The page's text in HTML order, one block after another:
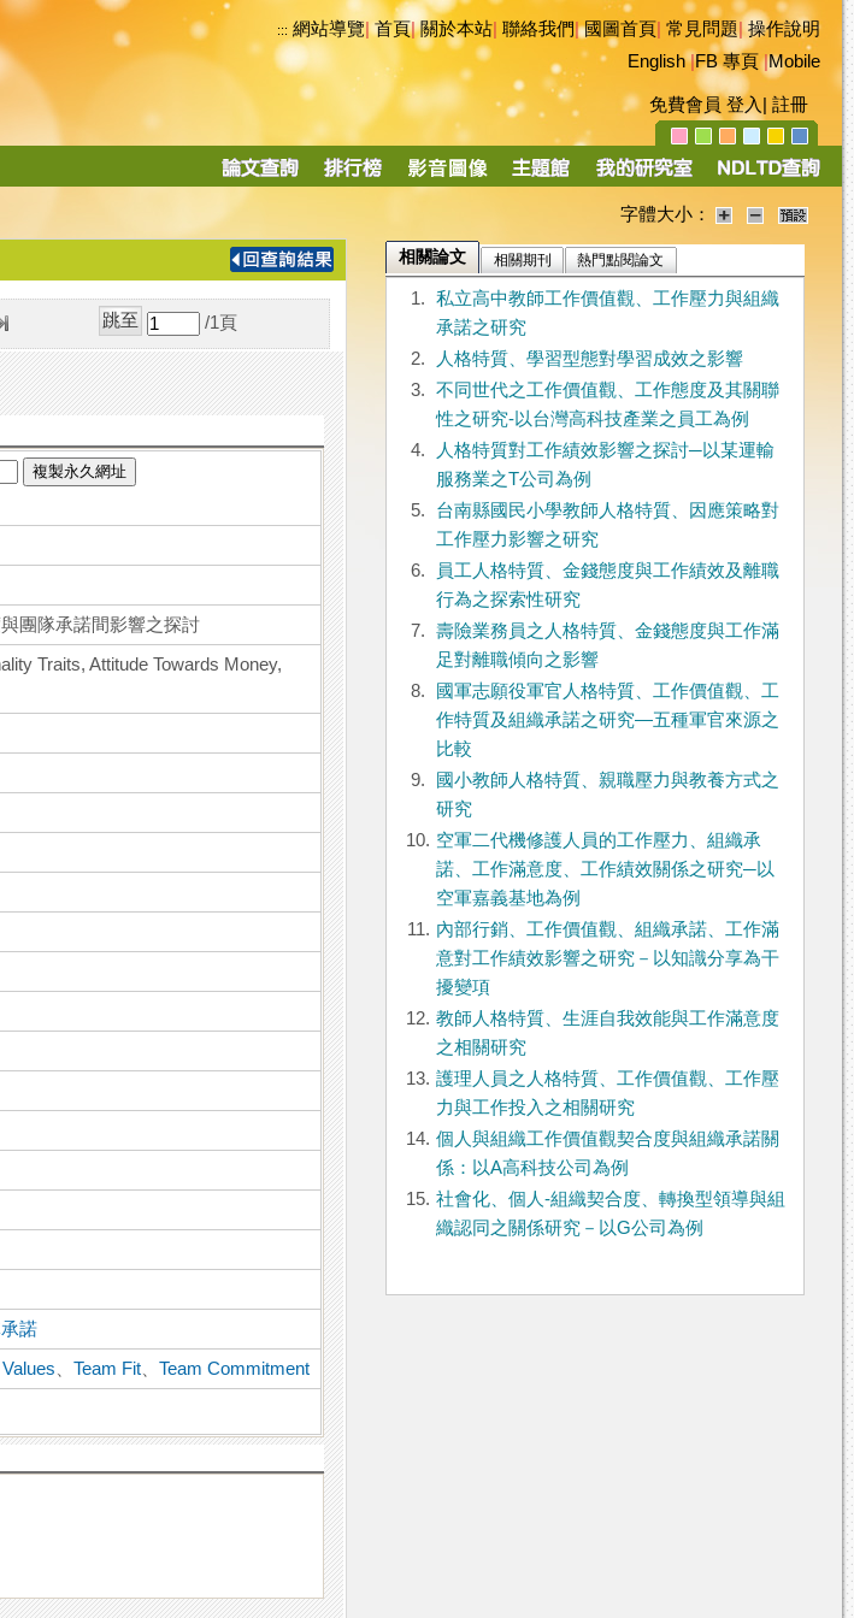
::: 網站導覽|首頁|關於本站 聯絡我們|國圖首頁 常見問題|操作說明
English|FB 專頁|Mobile
免費會員 登入 註冊
導
字體大小：
/1 頁
複製永久網址
團隊承諾間影響之探討
Traits, Attitude Towards Money,
諾
、Team Fit 、Team Commitment
相關論文 相關期刊 熱門點閱論文
1.
私立高中教師工作價值觀、工作壓力與組織
承諾之研究
2.
人格特質、學習型態對學習成效之影響
3.
不同世代之工作價值觀、工作態度及其關聯
性之研究-以台灣高科技產業之員工為例
4.
人格特質對工作績效影響之探討─以某運輸
服務業之T公司為例
5.
台南縣國民小學教師人格特質、因應策略對
工作壓力影響之研究
6.
員工人格特質、金錢態度與工作績效及離職
行為之探索性研究
7.
壽險業務員之人格特質、金錢態度與工作滿
足對離職傾向之影響
8.
國軍志願役軍官人格特質、工作價值觀、工
作特質及組織承諾之研究—五種軍官來源之
比較
9.
國小教師人格特質、親職壓力與教養方式之
研究
10. 空軍二代機修護人員的工作壓力、組織承
諾、工作滿意度、工作績效關係之研究─以
空軍嘉義基地為例
11. 內部行銷、工作價值觀、組織承諾、工作滿
意對工作績效影響之研究－以知識分享為干
擾變項
12. 教師人格特質、生涯自我效能與工作滿意度
之相關研究
13. 護理人員之人格特質、工作價值觀、工作壓
力與工作投入之相關研究
14. 個人與組織工作價值觀契合度與組織承諾關
係：以A高科技公司為例
15. 社會化、個人-組織契合度、轉換型領導與組
織認同之關係研究－以G公司為例